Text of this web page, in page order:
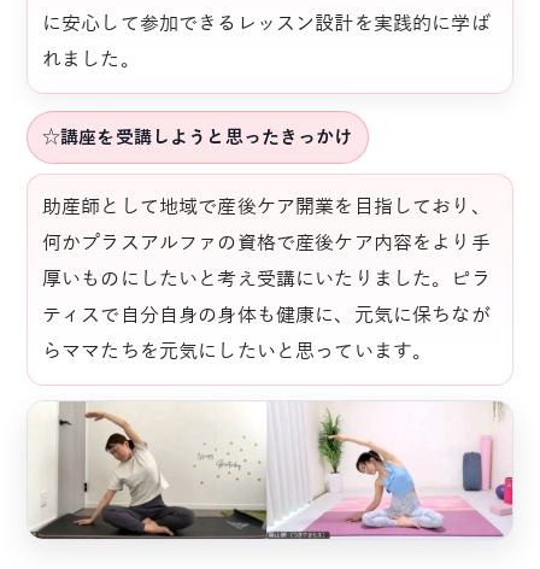
に安心して参加できるレッスン設計を実践的に学ば
れました。
☆講座を受講しようと思ったきっかけ
助産師として地域で産後ケア開業を目指しており、
何かプラスアルファの資格で産後ケア内容をより手
厚いものにしたいと考え受講にいたりました。ピラ
ティスで自分自身の身体も健康に、元気に保ちなが
らママたちを元気にしたいと思っています。